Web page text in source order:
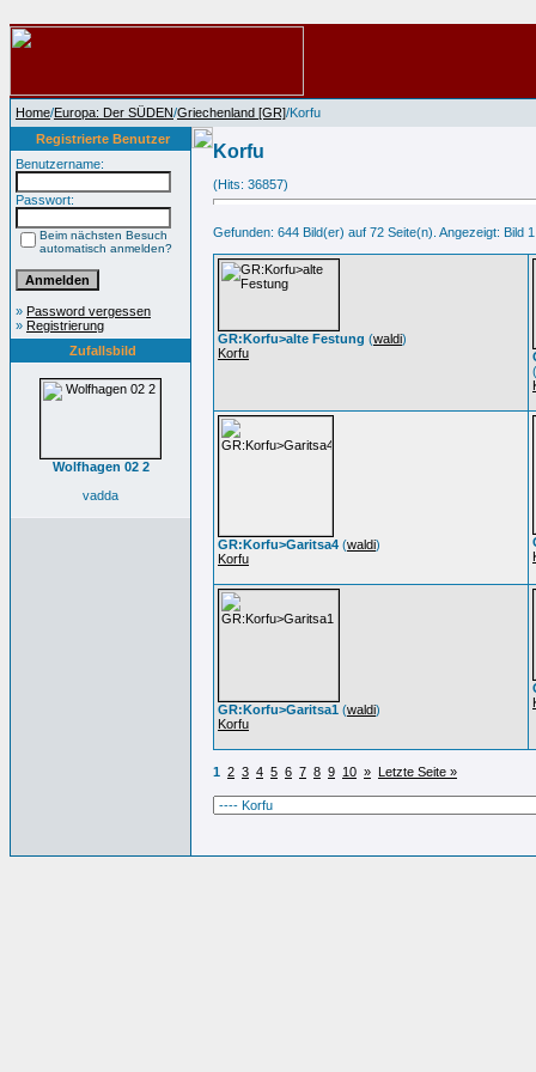
Home/Europa: Der SÜDEN/Griechenland [GR]/Korfu
Registrierte Benutzer
Benutzername:
Passwort:
Beim nächsten Besuch
automatisch anmelden?
» Password vergessen
» Registrierung
Zufallsbild
Wolfhagen 02 2
vadda
Korfu
(Hits: 36857)
Gefunden: 644 Bild(er) auf 72 Seite(n). Angezeigt: Bild
GR:Korfu>alte Festung (waldi)
Korfu
(
GR:Korfu>Garitsa4 (waldi)
Korfu
GR:Korfu>Garitsa1 (waldi)
Korfu
1 2 3 4 5 6 7 8 9 10 » Letzte Seite »